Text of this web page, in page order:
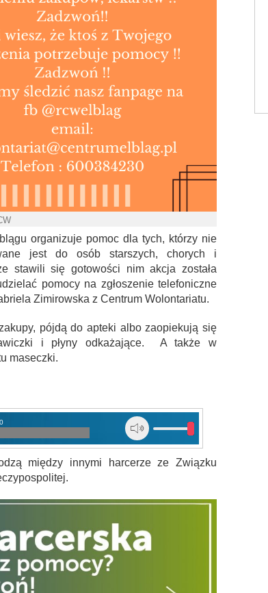
organizuje pomoc dla tych, którzy nie
jest do osób starszych, chorych i
stawili się gotowości nim akcja została
pomocy na zgłoszenie telefoniczne
Zimirowska z Centrum Wolontariatu.
pójdą do apteki albo zaopiekują się
i płyny odkażające. A także w
maseczki.
między innymi harcerze ze Związku